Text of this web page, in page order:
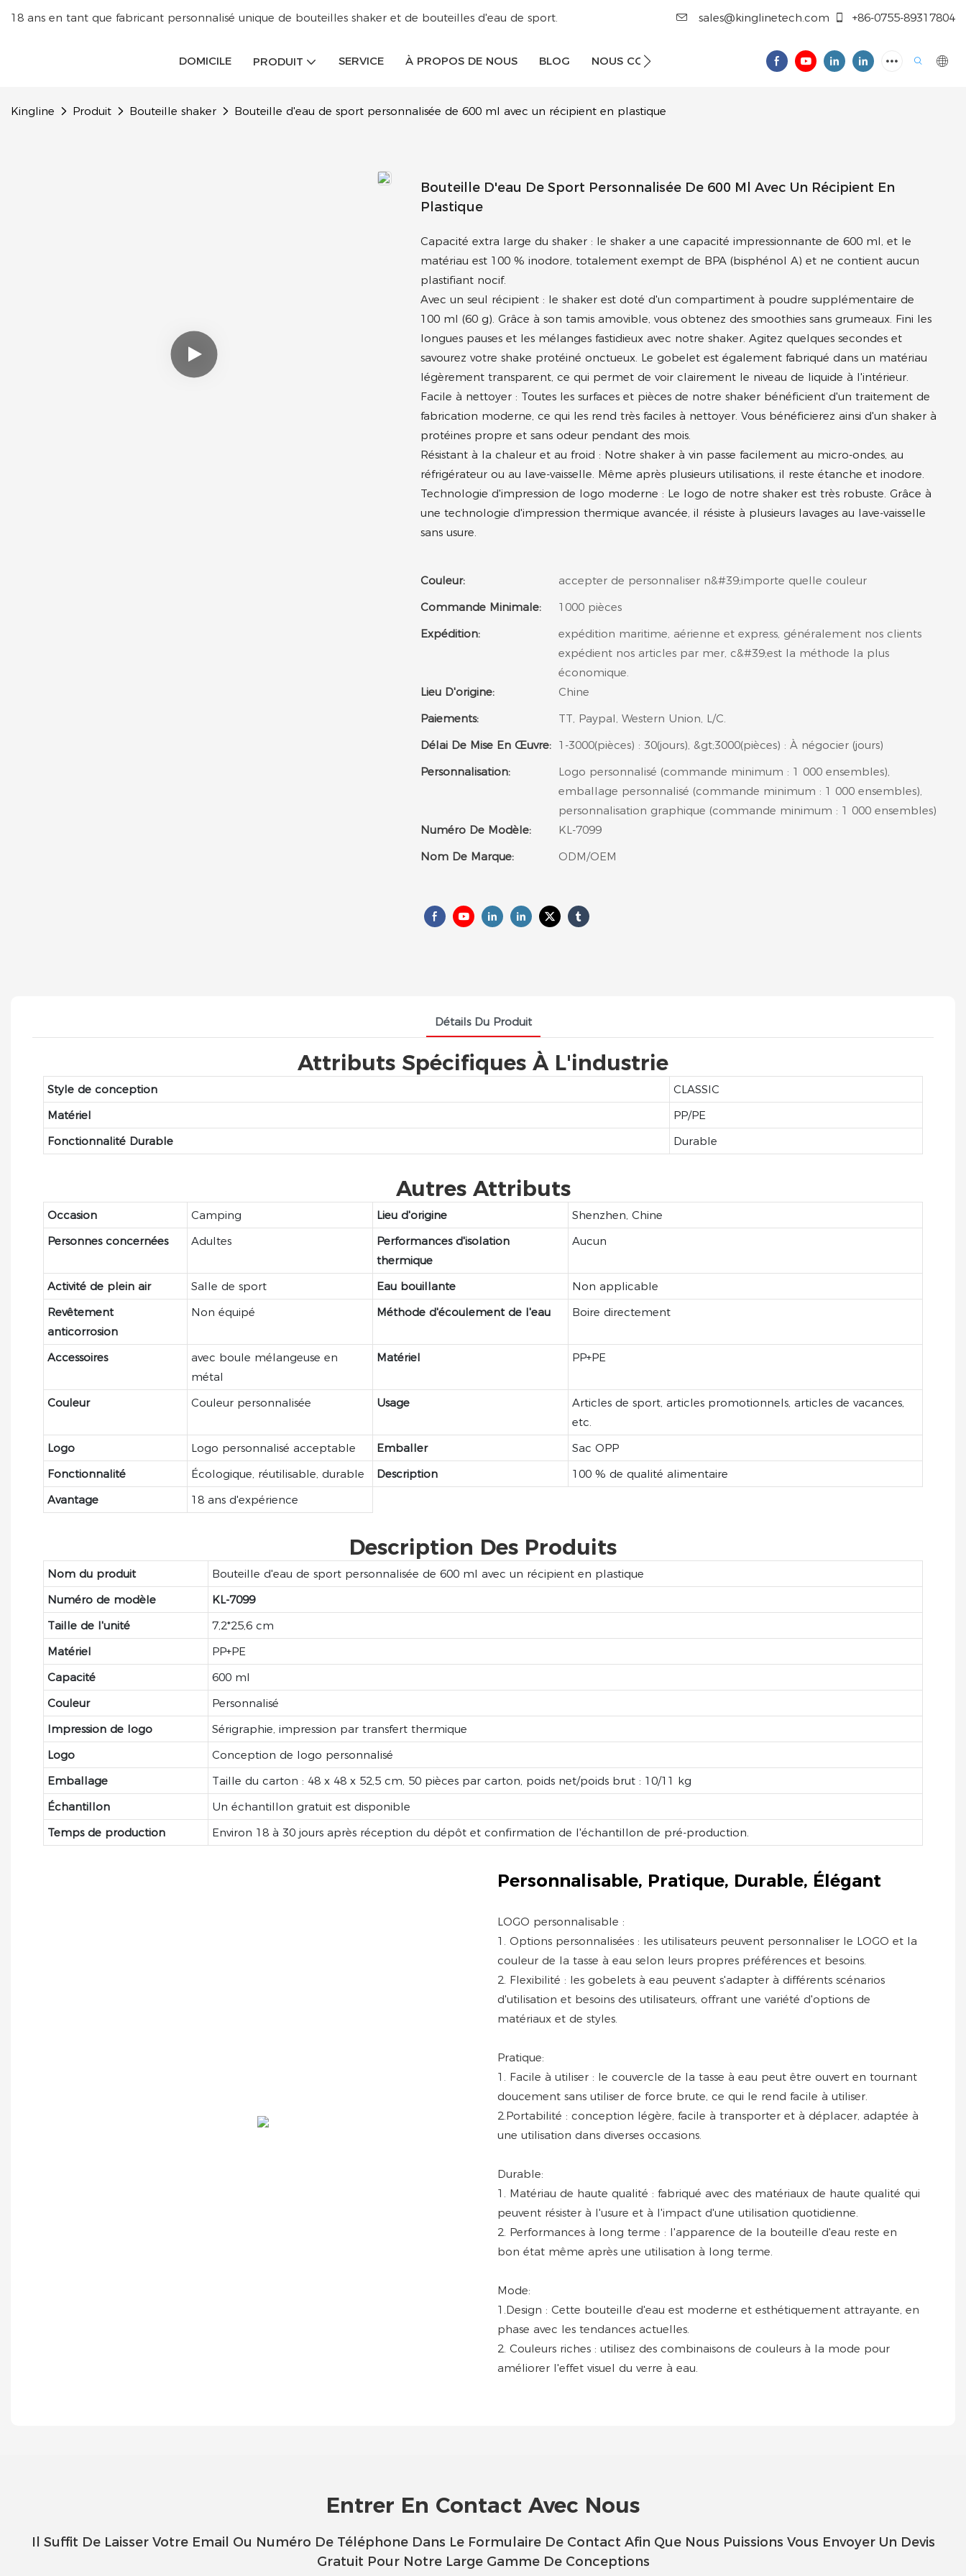
18 ans en tant que fabricant personnalisé unique de bouteilles shaker et de bouteilles d'eau de sport. sales@kinglinetech.com +86-0755-89317804
DOMICILE PRODUIT SERVICE À PROPOS DE NOUS BLOG NOUS CONTACTER
Kingline Produit Bouteille shaker Bouteille d'eau de sport personnalisée de 600 ml avec un récipient en plastique
Bouteille D'eau De Sport Personnalisée De 600 Ml Avec Un Récipient En
Plastique
Capacité extra large du shaker : le shaker a une capacité impressionnante de 600 ml, et le
matériau est 100 % inodore, totalement exempt de BPA (bisphénol A) et ne contient aucun
plastifiant nocif.
Avec un seul récipient : le shaker est doté d'un compartiment à poudre supplémentaire de
100 ml (60 g). Grâce à son tamis amovible, vous obtenez des smoothies sans grumeaux. Fini les
longues pauses et les mélanges fastidieux avec notre shaker. Agitez quelques secondes et
savourez votre shake protéiné onctueux. Le gobelet est également fabriqué dans un matériau
légèrement transparent, ce qui permet de voir clairement le niveau de liquide à l'intérieur.
Facile à nettoyer : Toutes les surfaces et pièces de notre shaker bénéficient d'un traitement de
fabrication moderne, ce qui les rend très faciles à nettoyer. Vous bénéficierez ainsi d'un shaker à
protéines propre et sans odeur pendant des mois.
Résistant à la chaleur et au froid : Notre shaker à vin passe facilement au micro-ondes, au
réfrigérateur ou au lave-vaisselle. Même après plusieurs utilisations, il reste étanche et inodore.
Technologie d'impression de logo moderne : Le logo de notre shaker est très robuste. Grâce à
une technologie d'impression thermique avancée, il résiste à plusieurs lavages au lave-vaisselle
sans usure.
Couleur:
accepter de personnaliser n&#39;importe quelle couleur
Commande Minimale:
1000 pièces
Expédition:
expédition maritime, aérienne et express, généralement nos clients
expédient nos articles par mer, c&#39;est la méthode la plus
économique.
Lieu D'origine:
Chine
Paiements:
TT, Paypal, Western Union, L/C.
Délai De Mise En Œuvre: 1-3000(pièces) : 30(jours), &gt;3000(pièces) : À négocier (jours)
Personnalisation:
Logo personnalisé (commande minimum : 1 000 ensembles),
emballage personnalisé (commande minimum : 1 000 ensembles),
personnalisation graphique (commande minimum : 1 000 ensembles)
Numéro De Modèle:
KL-7099
Nom De Marque:
ODM/OEM
Détails Du Produit
Attributs Spécifiques À L'industrie
Style de conception
CLASSIC
Matériel
PP/PE
Fonctionnalité Durable
Durable
Autres Attributs
Occasion Camping Lieu d'origine
Shenzhen, Chine
Personnes concernées
Adultes
Performances d'isolation
thermique
Aucun
Activité de plein air Salle de sport Eau bouillante
Non applicable
Revêtement
anticorrosion
Non équipé Méthode d'écoulement de l'eau Boire directement
Accessoires
avec boule mélangeuse en
métal
Matériel PP+PE
Couleur Couleur personnalisée Usage
Articles de sport, articles promotionnels, articles de vacances,
etc.
Logo
Logo personnalisé acceptable Emballer
Sac OPP
Fonctionnalité
Écologique, réutilisable, durable Description
100 % de qualité alimentaire
Avantage
18 ans d'expérience
Description Des Produits
Nom du produit
Bouteille d'eau de sport personnalisée de 600 ml avec un récipient en plastique
Numéro de modèle
KL-7099
Taille de l'unité
7,2*25,6 cm
Matériel
PP+PE
Capacité
600 ml
Couleur
Personnalisé
Impression de logo
Sérigraphie, impression par transfert thermique
Logo
Conception de logo personnalisé
Emballage
Taille du carton : 48 x 48 x 52,5 cm, 50 pièces par carton, poids net/poids brut : 10/11 kg
Échantillon
Un échantillon gratuit est disponible
Temps de production
Environ 18 à 30 jours après réception du dépôt et confirmation de l'échantillon de pré-production.
Personnalisable, Pratique, Durable, Élégant
LOGO personnalisable :
1. Options personnalisées : les utilisateurs peuvent personnaliser le LOGO et la
couleur de la tasse à eau selon leurs propres préférences et besoins.
2. Flexibilité : les gobelets à eau peuvent s'adapter à différents scénarios
d'utilisation et besoins des utilisateurs, offrant une variété d'options de
matériaux et de styles.
Pratique:
1. Facile à utiliser : le couvercle de la tasse à eau peut être ouvert en tournant
doucement sans utiliser de force brute, ce qui le rend facile à utiliser.
2.Portabilité : conception légère, facile à transporter et à déplacer, adaptée à
une utilisation dans diverses occasions.
Durable:
1. Matériau de haute qualité : fabriqué avec des matériaux de haute qualité qui
peuvent résister à l'usure et à l'impact d'une utilisation quotidienne.
2. Performances à long terme : l'apparence de la bouteille d'eau reste en
bon état même après une utilisation à long terme.
Mode:
1.Design : Cette bouteille d'eau est moderne et esthétiquement attrayante, en
phase avec les tendances actuelles.
2. Couleurs riches : utilisez des combinaisons de couleurs à la mode pour
améliorer l'effet visuel du verre à eau.
Entrer En Contact Avec Nous
Il Suffit De Laisser Votre Email Ou Numéro De Téléphone Dans Le Formulaire De Contact Afin Que Nous Puissions Vous Envoyer Un Devis
Gratuit Pour Notre Large Gamme De Conceptions